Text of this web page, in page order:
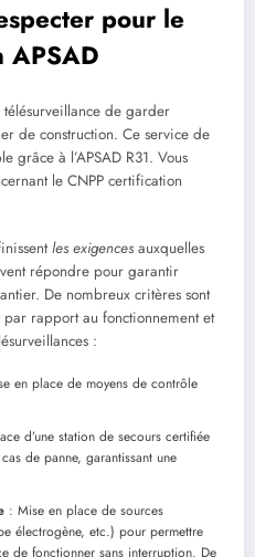
pour le
APSAD
télésurveillance de garder
de construction. Ce service de
grâce à l’APSAD R31. Vous
le CNPP certification
les exigences auxquelles
répondre pour garantir
De nombreux critères sont
rapport au fonctionnement et
:
en place de moyens de contrôle
d’une station de secours certifiée
de panne, garantissant une
: Mise en place de sources
électrogène, etc.) pour permettre
de fonctionner sans interruption. De